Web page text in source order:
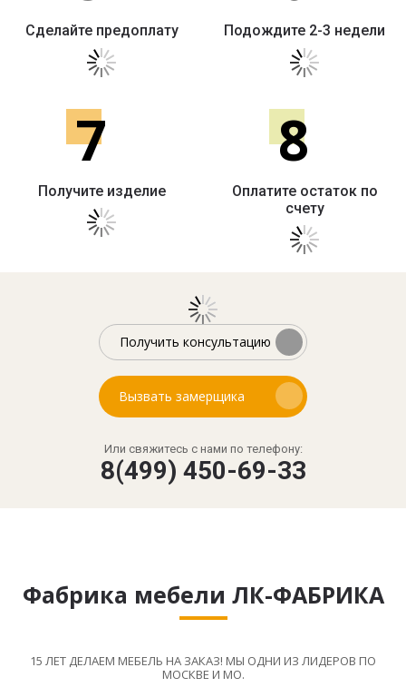
Сделайте предоплату Подождите 2-3 недели
7
Получите изделие
8
Оплатите остаток по
счету
Получить консультацию
Вызвать замерщика
Или свяжитесь с нами по телефону:
8(499) 450-69-33
Фабрика мебели ЛК-ФАБРИКА
15 ЛЕТ ДЕЛАЕМ МЕБЕЛЬ НА ЗАКАЗ! МЫ ОДНИ ИЗ ЛИДЕРОВ ПО
МОСКВЕ И МО.